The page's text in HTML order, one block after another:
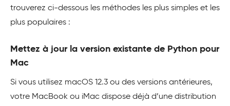
trouverez ci-dessous les méthodes les plus simples et les
plus populaires :
Mettez à jour la version existante de Python pour
Mac
Si vous utilisez macOS 12.3 ou des versions antérieures,
votre MacBook ou iMac dispose déjà d’une distribution